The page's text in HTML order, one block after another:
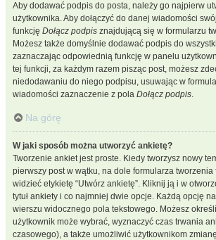
Aby dodawać podpis do posta, należy go najpierw
użytkownika. Aby dołączyć do danej wiadomości
funkcję Dołącz podpis znajdującą się w formularzu
Możesz także domyślnie dodawać podpis do
zaznaczając odpowiednią funkcję w panelu
tej funkcji, za każdym razem pisząc post, możesz
niedodawaniu do niego podpisu, usuwając w
wiadomości zaznaczenie z pola Dołącz podpis.
Na górę
W jaki sposób można utworzyć ankietę?
Tworzenie ankiet jest proste. Kiedy tworzysz nowy
pierwszy post w wątku, na dole formularza tworzenia
widzieć etykietę “Utwórz ankietę”. Kliknij ją i w
tytuł ankiety i co najmniej dwie opcje. Każdą opcję
wierszu widocznego pola tekstowego. Możesz
użytkownik może wybrać, wyznaczyć czas trwania
czasowego), a także umożliwić użytkownikom